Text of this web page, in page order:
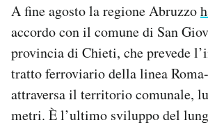
A fine agosto la regione Abruzzo
accordo con il comune di San
provincia di Chieti, che prevede
tratto ferroviario della linea
attraversa il territorio comunale,
metri. È l’ultimo sviluppo del